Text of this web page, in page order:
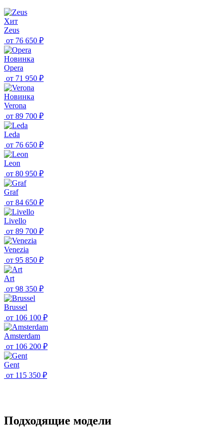
Хит
Zeus
от 76 650 ₽
Новинка
Opera
от 71 950 ₽
Новинка
Verona
от 89 700 ₽
Leda
от 76 650 ₽
Leon
от 80 950 ₽
Graf
от 84 650 ₽
Livello
от 89 700 ₽
Venezia
от 95 850 ₽
Art
от 98 350 ₽
Brussel
от 106 100 ₽
Amsterdam
от 106 200 ₽
Gent
от 115 350 ₽
Подходящие модели